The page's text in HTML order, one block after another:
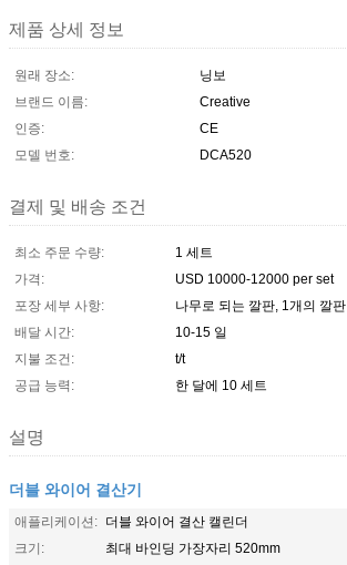
제품 상세 정보
원래 장소:
닝보
브랜드 이름:
Creative
인증:
CE
모델 번호:
DCA520
결제 및 배송 조건
최소 주문 수량:
1 세트
가격:
USD 10000-12000 per set
포장 세부 사항:
나무로 되는 깔판, 1개의 깔판
배달 시간:
10-15 일
지불 조건:
t/t
공급 능력:
한 달에 10 세트
설명
더블 와이어 결산기
애플리케이션: 더블 와이어 결산 캘린더
크기:
최대 바인딩 가장자리 520mm